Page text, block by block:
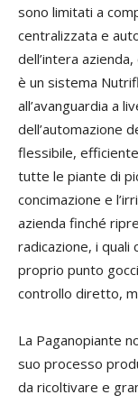
sono limitati a
centralizzata e
dell’intera
è un sistema
all’avanguardia a
dell’automazione
flessibile,
tutte le piante di
concimazione e
azienda finché
radicazione, i quali
proprio punto
controllo diretto,
La Paganopiante
suo processo
da ricoltivare e